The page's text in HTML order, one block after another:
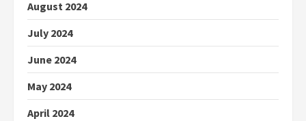
August 2024
July 2024
June 2024
May 2024
April 2024